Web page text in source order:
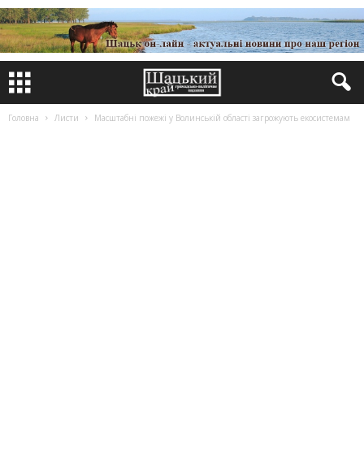
Головна Листи Масштабні пожежі у Волинській області загрожують екосистемам